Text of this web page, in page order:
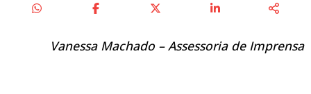
Vanessa Machado – Assessoria de Imprensa